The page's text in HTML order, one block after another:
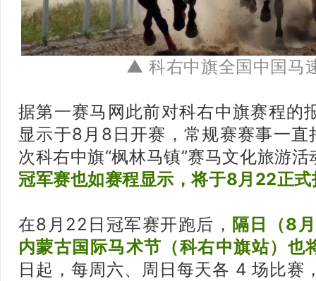
▲ 科右中旗全国中国马
据第一赛马网此前对科右中旗赛程的
显示于8月8日开赛，常规赛赛事一
次科右中旗“枫林马镇”赛马文化旅游活
冠军赛也如赛程显示，将于8月22正式
在8月22日冠军赛开跑后， 隔日（8
内蒙古国际马术节（科右中旗站）也
日起，每周六、周日每天各 4 场比赛